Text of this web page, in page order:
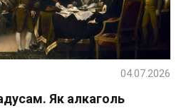
Як алкаголь
04.07.2026